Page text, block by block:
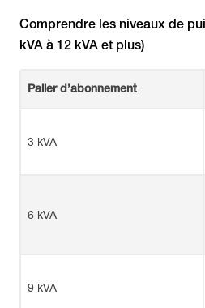
Comprendre les niveaux de
kVA à 12 kVA et plus)
Palier d’abonnement
3 kVA
6 kVA
9 kVA